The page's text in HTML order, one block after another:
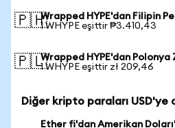
🇵🇭Wrapped HYPE'dan Filipin
1 WHYPE eşittir ₱3.410,43
🇵🇱Wrapped HYPE'dan
1 WHYPE eşittir zł 209,46
Diğer kripto paraları USD'ye
Ether fi'dan Amerikan